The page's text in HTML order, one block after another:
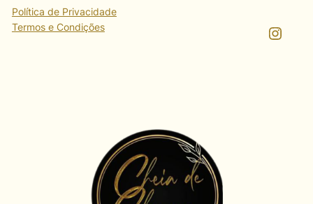
Política de Privacidade
Termos e Condições
Instagram